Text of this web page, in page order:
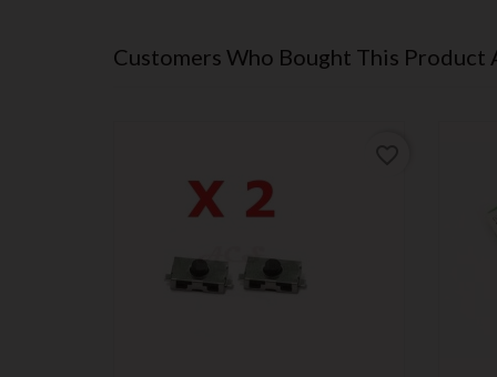
Customers Who Bought This Product